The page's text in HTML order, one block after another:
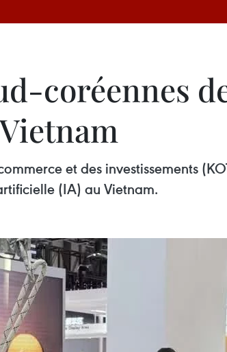
coréennes
et des investissements
(IA) au Vietnam.